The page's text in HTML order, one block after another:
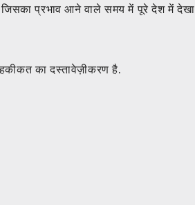
जिसका प्रभाव आने वाले समय में पूरे देश में देखा
का दस्तावेज़ीकरण है.